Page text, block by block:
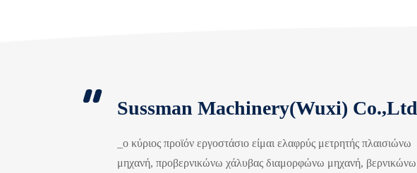
Sussman Machinery(Wuxi) Co.,Ltd
_ο κύριος προϊόν εργοστάσιο είμαι ελαφρύς μετρητής πλαισιώνω
μηχανή, προβερνικώνω χάλυβας διαμορφώνω μηχανή, βερνικώνω